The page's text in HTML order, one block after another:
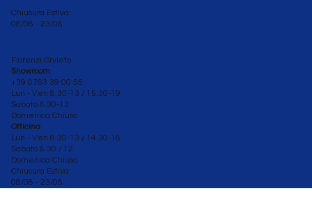
Chiusura Estiva:
08/08 - 23/08
Fiorenzi Orvieto
Showroom
+39 0763 39 00 55
Lun - Ven 8.30-13 / 15.30-19
Sabato 8.30-13
Domenica Chiuso
Officina
Lun - Ven 8.30-13 / 14.30-18
Sabato 8.30 / 12
Domenica Chiuso
Chiusura Estiva:
08/08 - 23/08